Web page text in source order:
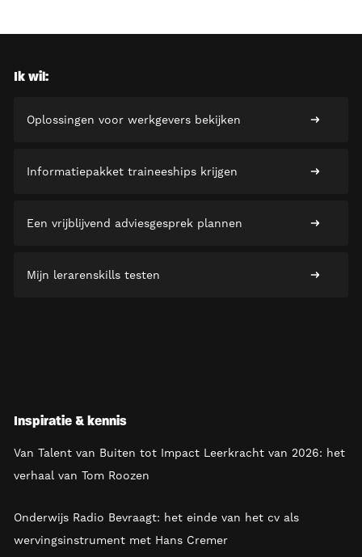
Ik wil:
Oplossingen voor werkgevers bekijken
Informatiepakket traineeships krijgen
Een vrijblijvend adviesgesprek plannen
Mijn lerarenskills testen
Inspiratie & kennis
Van Talent van Buiten tot Impact Leerkracht van 2026: het
verhaal van Tom Roozen
Onderwijs Radio Bevraagt: het einde van het cv als
wervingsinstrument met Hans Cremer